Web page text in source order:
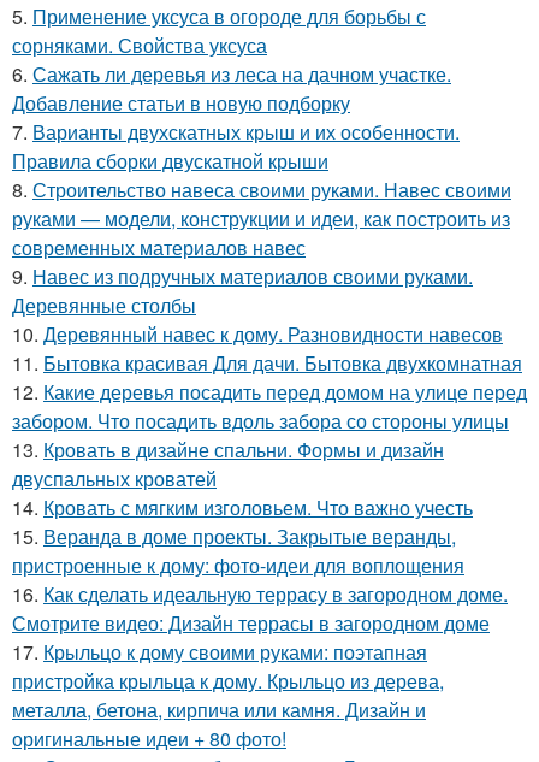
5. Применение уксуса в огороде для борьбы с
сорняками. Свойства уксуса
6. Сажать ли деревья из леса на дачном участке.
Добавление статьи в новую подборку
7. Варианты двухскатных крыш и их особенности.
Правила сборки двускатной крыши
8. Строительство навеса своими руками. Навес своими
руками — модели, конструкции и идеи, как построить из
современных материалов навес
9. Навес из подручных материалов своими руками.
Деревянные столбы
10. Деревянный навес к дому. Разновидности навесов
11. Бытовка красивая Для дачи. Бытовка двухкомнатная
12. Какие деревья посадить перед домом на улице перед
забором. Что посадить вдоль забора со стороны улицы
13. Кровать в дизайне спальни. Формы и дизайн
двуспальных кроватей
14. Кровать с мягким изголовьем. Что важно учесть
15. Веранда в доме проекты. Закрытые веранды,
пристроенные к дому: фото-идеи для воплощения
16. Как сделать идеальную террасу в загородном доме.
Смотрите видео: Дизайн террасы в загородном доме
17. Крыльцо к дому своими руками: поэтапная
пристройка крыльца к дому. Крыльцо из дерева,
металла, бетона, кирпича или камня. Дизайн и
оригинальные идеи + 80 фото!